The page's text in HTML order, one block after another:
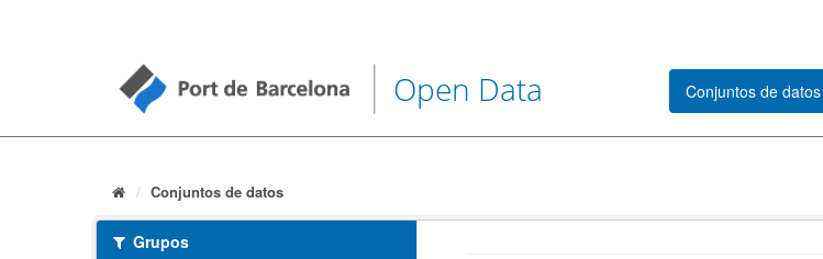
Open Data Conjuntos de datos
Conjuntos de datos
Grupos